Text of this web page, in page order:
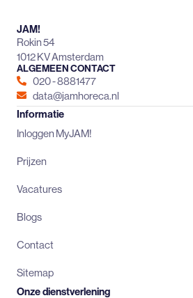
JAM!
Rokin 54
1012 KV Amsterdam
ALGEMEEN CONTACT
020 - 8881477
data@jamhoreca.nl
Informatie
Inloggen MyJAM!
Prijzen
Vacatures
Blogs
Contact
Sitemap
Onze dienstverlening